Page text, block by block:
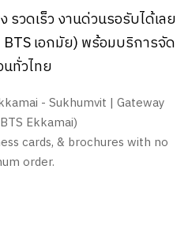
ดเร็ว งานด่วนรอรับได้เลย
เอกมัย) พร้อมบริการจัด
ทั่วไทย
- Sukhumvit | Gateway
Ekkamai)
cards, & brochures with no
order.